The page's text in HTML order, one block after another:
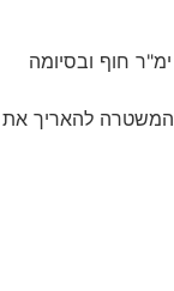
ובסיומה
להאריך את